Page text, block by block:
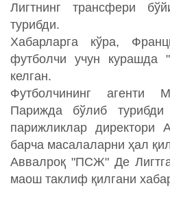
Лигтнинг трансфери
турибди.
Хабарларга кўра,
футболчи учун курашда
келган.
Футболчининг агенти
Парижда бўлиб
парижликлар директори
барча масалаларни ҳал
Аввалроқ "ПСЖ" Де
маош таклиф қилгани